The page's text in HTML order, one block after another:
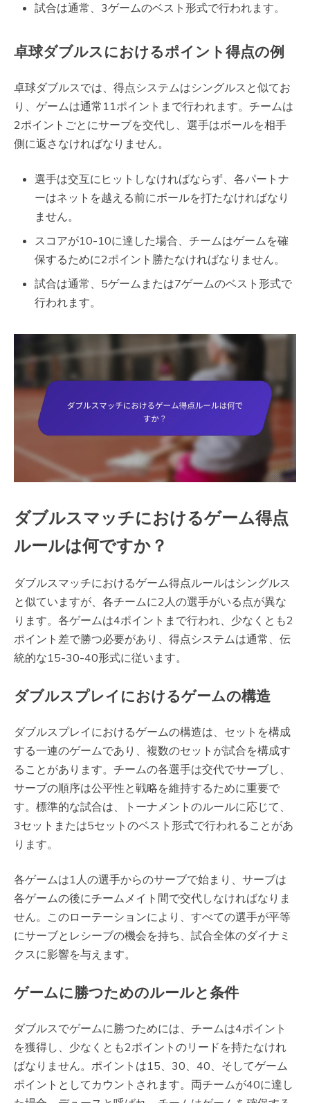
試合は通常、3ゲームのベスト形式で行われます。
卓球ダブルスにおけるポイント得点の例
卓球ダブルスでは、得点システムはシングルスと似てお
り、ゲームは通常11ポイントまで行われます。チームは
2ポイントごとにサーブを交代し、選手はボールを相手
側に返さなければなりません。
選手は交互にヒットしなければならず、各パートナ
ーはネットを越える前にボールを打たなければなり
ません。
スコアが10-10に達した場合、チームはゲームを確
保するために2ポイント勝たなければなりません。
試合は通常、5ゲームまたは7ゲームのベスト形式で
行われます。
ダブルスマッチにおけるゲーム得点
ルールは何ですか？
ダブルスマッチにおけるゲーム得点ルールはシングルス
と似ていますが、各チームに2人の選手がいる点が異な
ります。各ゲームは4ポイントまで行われ、少なくとも2
ポイント差で勝つ必要があり、得点システムは通常、伝
統的な15-30-40形式に従います。
ダブルスプレイにおけるゲームの構造
ダブルスプレイにおけるゲームの構造は、セットを構成
する一連のゲームであり、複数のセットが試合を構成す
ることがあります。チームの各選手は交代でサーブし、
サーブの順序は公平性と戦略を維持するために重要で
す。標準的な試合は、トーナメントのルールに応じて、
3セットまたは5セットのベスト形式で行われることがあ
ります。
各ゲームは1人の選手からのサーブで始まり、サーブは
各ゲームの後にチームメイト間で交代しなければなりま
せん。このローテーションにより、すべての選手が平等
にサーブとレシーブの機会を持ち、試合全体のダイナミ
クスに影響を与えます。
ゲームに勝つためのルールと条件
ダブルスでゲームに勝つためには、チームは4ポイント
を獲得し、少なくとも2ポイントのリードを持たなけれ
ばなりません。ポイントは15、30、40、そしてゲーム
ポイントとしてカウントされます。両チームが40に達し